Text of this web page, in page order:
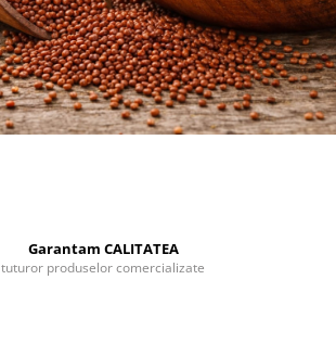
Garantam CALITATEA
tuturor produselor comercializate